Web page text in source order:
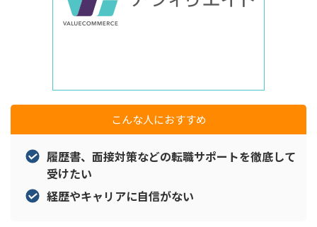
こんな人におすすめ
履歴書、面接対策などの転職サポートを徹底して
受けたい
経歴やキャリアに自信がない